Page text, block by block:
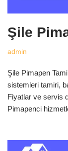
Şile
admin
Şile Pimapen
sistemleri tamiri,
Fiyatlar ve servis
Pimapenci